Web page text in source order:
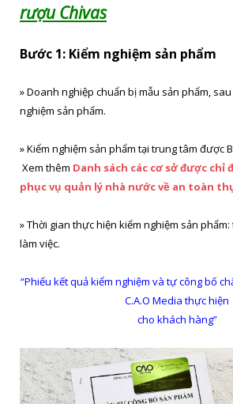
rượu Chivas
Bước 1: Kiểm nghiệm sản phẩm
» Doanh nghiệp chuẩn bị mẫu sản phẩm,
nghiệm sản phẩm.
» Kiểm nghiệm sản phẩm tại trung tâm được
Xem thêm Danh sách các cơ sở được chỉ
phục vụ quản lý nhà nước về an toàn
» Thời gian thực hiện kiểm nghiệm sản
làm việc.
“Phiếu kết quả kiểm nghiệm và tự công bố
C.A.O Media thực hiện
cho khách hàng”